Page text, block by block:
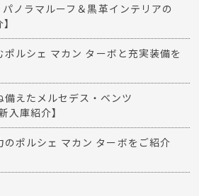
ノラマルーフ＆黒革インテリアの
ルシェ マカン ターボと充実装備を
えたメルセデス・ベンツ
入庫紹介】
ポルシェ マカン ターボをご紹介